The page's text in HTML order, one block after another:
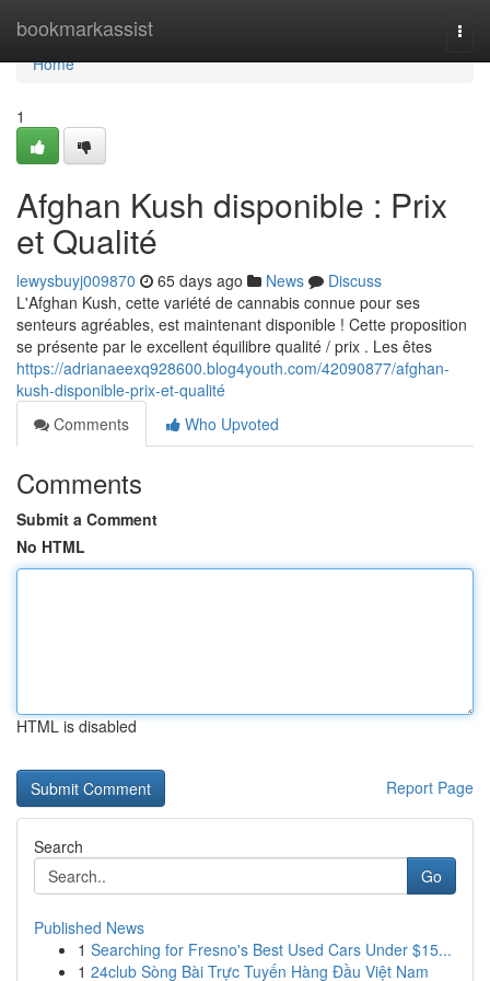
bookmarkassist
Home
Home
1
Afghan Kush disponible : Prix
et Qualité
lewysbuyj009870 65 days ago News
Discuss
L'Afghan Kush, cette variété de cannabis connue pour ses
senteurs agréables, est maintenant disponible ! Cette proposition
se présente par le excellent équilibre qualité / prix . Les êtes
https://adrianaeexq928600.blog4youth.com/42090877/afghan-
kush-disponible-prix-et-qualité
Comments
Who Upvoted
Comments
Submit a Comment
No HTML
HTML is disabled
Report Page
Search
Go
Published News
1 Searching for Fresno's Best Used Cars Under $15...
1 24club Sòng Bài Trực Tuyến Hàng Đầu Việt Nam